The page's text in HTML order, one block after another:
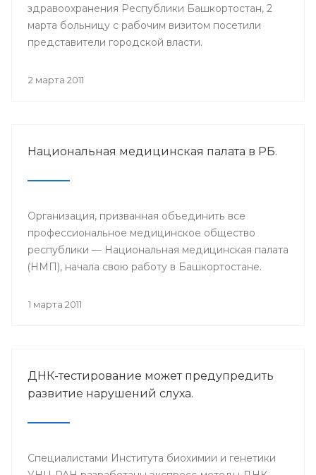
здравоохранения Республики Башкортостан, 2
марта больницу с рабочим визитом посетили
представители городской власти.
2 марта 2011
Национальная медицинская палата в РБ.
Организация, призванная объединить все
профессиональное медицинское общество
республики — Национальная медицинская палата
(НМП), начала свою работу в Башкортостане.
1 марта 2011
ДНК-тестирование может предупредить
развитие нарушений слуха.
Специалистами Института биохимии и генетики